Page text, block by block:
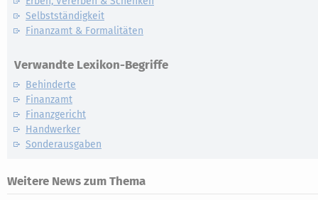
Selbstständigkeit
Finanzamt & Formalitäten
Verwandte Lexikon-Begriffe
Behinderte
Finanzamt
Finanzgericht
Handwerker
Sonderausgaben
Weitere News zum Thema